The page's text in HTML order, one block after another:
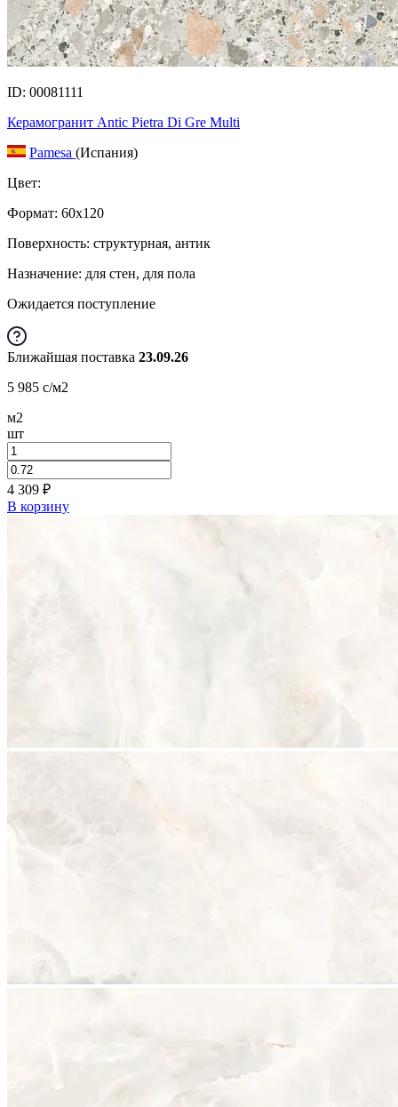
ID: 00081111
Керамогранит Antic Pietra Di Gre Multi
Pamesa (Испания)
Цвет:
Формат: 60x120
Поверхность: структурная, антик
Назначение: для стен, для пола
Ожидается поступление
Ближайшая поставка 23.09.26
5 985 c/м2
м2
шт
4 309 ₽
В корзину